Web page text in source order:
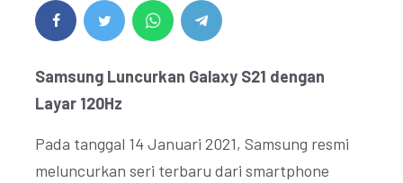
Samsung Luncurkan Galaxy S21 dengan
Layar 120Hz
Pada tanggal 14 Januari 2021, Samsung resmi
meluncurkan seri terbaru dari smartphone